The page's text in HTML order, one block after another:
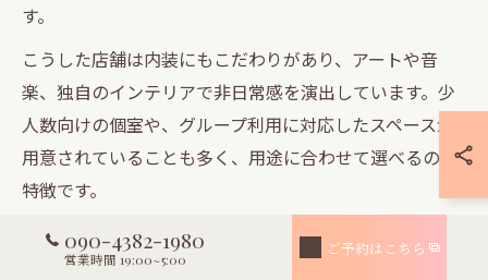
す。
こうした店舗は内装にもこだわりがあり、アートや音
楽、独自のインテリアで非日常感を演出しています。少
人数向けの個室や、グループ利用に対応したスペースが
用意されていることも多く、用途に合わせて選べるのが
特徴です。
裏道の店舗は、初めて訪れる際に場所が分かりにくい場
合もありますが、その分、落ち着いた空間で特別な時間
090-4382-1980
営業時間 19:00~5:00
ご予約はこちら